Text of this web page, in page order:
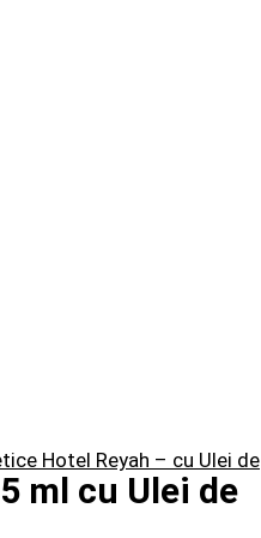
Hotel Reyah – cu Ulei de
ml cu Ulei de